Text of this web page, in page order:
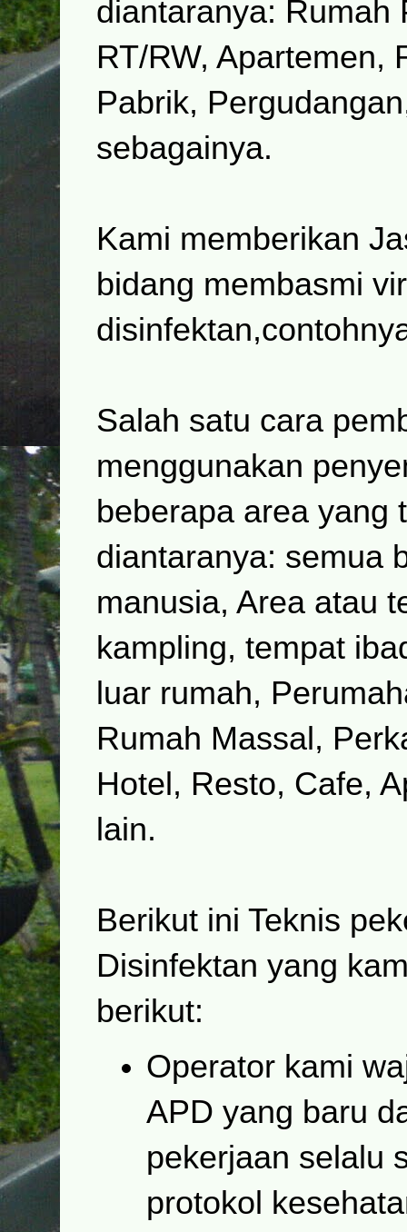
diantaranya: Rumah
RT/RW, Apartemen,
Pabrik,
sebagainya.
Kami memberikan
bidang membasmi
Salah satu cara
menggunakan
beberapa area yang
diantaranya: semua
manusia, Area atau
kampling, tempat
luar rumah,
Rumah Massal,
Hotel, Resto, Cafe,
lain.
Berikut ini Teknis
Disinfektan yang
berikut:
Operator kami
APD yang baru
pekerjaan selalu
protokol